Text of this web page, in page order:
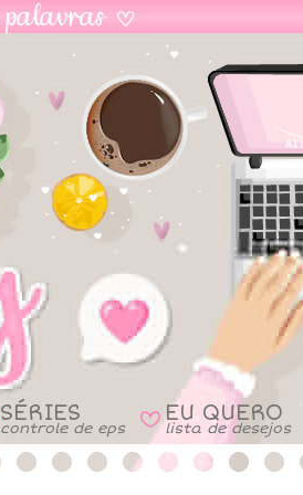
SÉRIES
controle de eps B EU QUERO
lista de desejos